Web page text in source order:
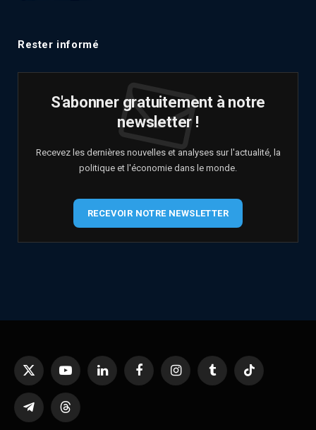
Rester informé
S'abonner gratuitement à notre
newsletter !
Recevez les dernières nouvelles et analyses sur l'actualité, la
politique et l'économie dans le monde.
RECEVOIR NOTRE NEWSLETTER
X
YouTubeLinkedIn FacebookInstagramTumblr TikTok
TelegramThreads